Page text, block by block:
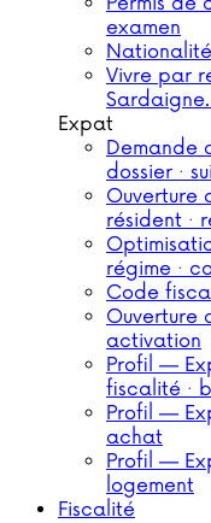
examen
Vivre par
Expat
Demande
dossier ·
Ouverture
résident ·
régime ·
Code
Ouverture
activation
Profil —
fiscalité ·
Profil —
achat
Profil —
logement
Fiscalité